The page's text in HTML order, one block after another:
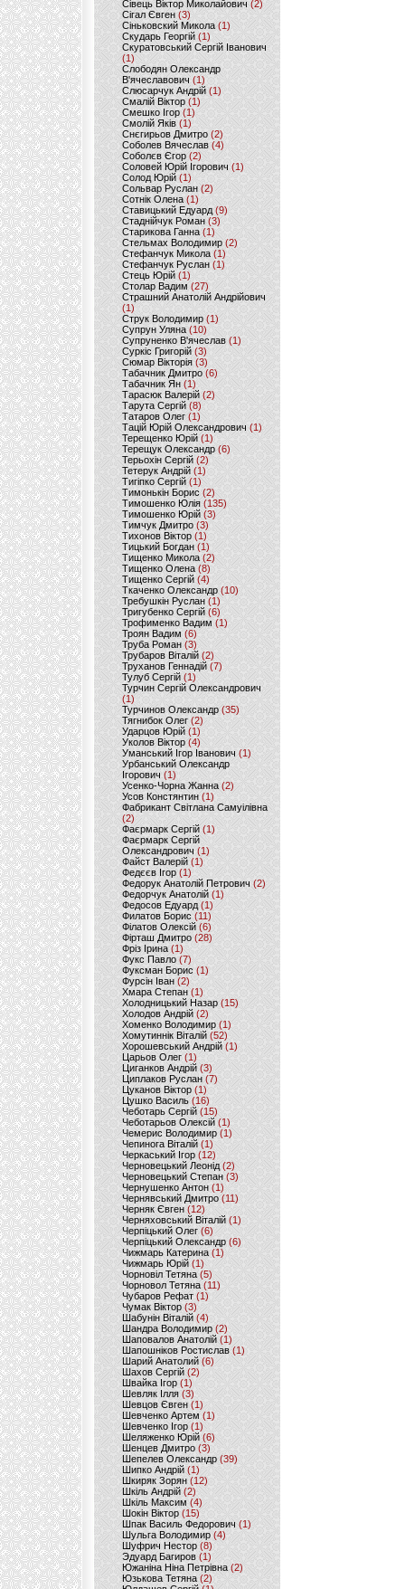
Сівець Віктор Миколайович(2)
Сігал Євген (3)
Сіньковский Микола(1)
Скударь Георгій (1)
Скуратовський Сергій Іванович
(1)
Слободян Олександр
В'ячеславович(1)
Слюсарчук Андрій(1)
Смалій Віктор (1)
Смешко Ігор (1)
Смолій Яків (1)
Снєгирьов Дмитро (2)
Соболев Вячеслав (4)
Соболєв Єгор(2)
Соловей Юрій Ігорович (1)
Солод Юрій (1)
Сольвар Руслан (2)
Сотнік Олена(1)
Ставицький Едуард (9)
Стаднійчук Роман(3)
Старикова Ганна (1)
Стельмах Володимир(2)
Стефанчук Микола (1)
Стефанчук Руслан (1)
Стець Юрій (1)
Столар Вадим(27)
Страшний Анатолій Андрійович
(1)
Струк Володимир (1)
Супрун Уляна (10)
Супруненко В'ячеслав (1)
Суркіс Григорій (3)
Сюмар Вікторія (3)
Табачник Дмитро (6)
Табачник Ян(1)
Тарасюк Валерій (2)
Тарута Сергій (8)
Татаров Олег(1)
Тацій Юрій Олександрович(1)
Терещенко Юрій(1)
Терещук Олександр(6)
Терьохін Сергій (2)
Тетерук Андрій (1)
Тигіпко Сергій(1)
Тимонькін Борис (2)
Тимошенко Юлія (135)
Тимошенко Юрій(3)
Тимчук Дмитро (3)
Тихонов Віктор (1)
Тицький Богдан (1)
Тищенко Микола (2)
Тищенко Олена (8)
Тищенко Сергій (4)
Ткаченко Олександр (10)
Требушкін Руслан (1)
Тригубенко Сергій(6)
Трофименко Вадим (1)
Троян Вадим (6)
Труба Роман(3)
Трубаров Віталій (2)
Труханов Геннадій (7)
Тулуб Сергій(1)
Турчин Сергій Олександрович
(1)
Турчинов Олександр(35)
Тягнибок Олег (2)
Ударцов Юрій (1)
Уколов Віктор(4)
Уманський Ігор Іванович(1)
Урбанський Олександр
Ігорович (1)
Усенко-Чорна Жанна (2)
Усов Констянтин(1)
Фабрикант Світлана Самуілівна
(2)
Фаєрмарк Сергій(1)
Фаєрмарк Сергій
Олександрович (1)
Файст Валерій(1)
Федєєв Ігор (1)
Федорук Анатолій Петрович (2)
Федорчук Анатолій (1)
Федосов Едуард (1)
Филатов Борис (11)
Філатов Олексій (6)
Фірташ Дмитро (28)
Фріз Ірина (1)
Фукс Павло (7)
Фуксман Борис (1)
Фурсін Іван (2)
Хмара Степан(1)
Холодницький Назар(15)
Холодов Андрій (2)
Хоменко Володимир (1)
Хомутиннік Віталій (52)
Хорошевський Андрій (1)
Царьов Олег (1)
Циганков Андрій (3)
Циплаков Руслан(7)
Цуканов Віктор (1)
Цушко Василь (16)
Чеботарь Сергій (15)
Чеботарьов Олексій (1)
Чемерис Володимир (1)
Чепинога Віталій (1)
Черкаський Ігор (12)
Черновецький Леонід(2)
Черновецький Степан (3)
Чернушенко Антон (1)
Чернявський Дмитро(11)
Черняк Євген(12)
Черняховський Віталій (1)
Черпіцький Олег (6)
Черпіцький Олександр (6)
Чижмарь Катерина (1)
Чижмарь Юрій (1)
Чорновіл Тетяна (5)
Чорновол Тетяна (11)
Чубаров Рефат (1)
Чумак Віктор(3)
Шабунін Віталій (4)
Шандра Володимир (2)
Шаповалов Анатолій(1)
Шапошніков Ростислав(1)
Шарий Анатолий(6)
Шахов Сергій(2)
Швайка Ігор (1)
Шевляк Ілля (3)
Шевцов Євген (1)
Шевченко Артем(1)
Шевченко Ігор(1)
Шеляженко Юрій (6)
Шенцев Дмитро (3)
Шепелев Олександр (39)
Шипко Андрій(1)
Шкиряк Зорян(12)
Шкіль Андрій(2)
Шкіль Максим (4)
Шокін Віктор (15)
Шпак Василь Федорович (1)
Шульга Володимир (4)
Шуфрич Нестор(8)
Эдуард Багиров (1)
Южаніна Ніна Петрівна (2)
Юзькова Тетяна(2)